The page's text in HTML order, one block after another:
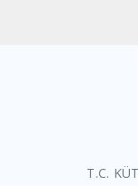
T.C.